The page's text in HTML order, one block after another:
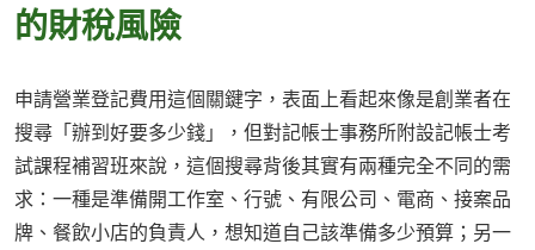
的財稅風險
申請營業登記費用這個關鍵字，表面上看起來像是創業者在
搜尋「辦到好要多少錢」，但對記帳士事務所附設記帳士考
試課程補習班來說，這個搜尋背後其實有兩種完全不同的需
求：一種是準備開工作室、行號、有限公司、電商、接案品
牌、餐飲小店的負責人，想知道自己該準備多少預算；另一